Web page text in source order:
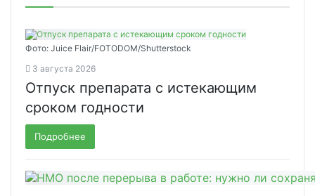
Фото: Juice Flair/FOTODOM/Shutterstoсk
3 августа 2026
Отпуск препарата с истекающим
сроком годности
Подробнее